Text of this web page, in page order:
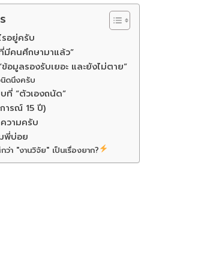
อยู่ครับ
มีคนศึกษามาแล้ว”
มูลรองรับเยอะ และยังไม่ตาย”
ดนึงครับ
ที่ “ตัวเองถนัด”
ารณ์ 15 ปี)
วามครับ
พี่บ่อย
ว่า "งานวิจัย" เป็นเรื่องยาก?